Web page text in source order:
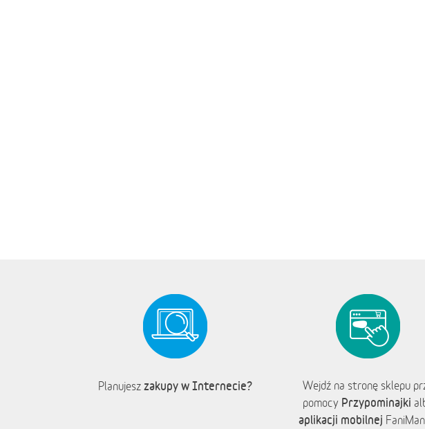
Planujesz zakupy w Internecie?
Wejdź na stronę sklepu
pomocy Przypominajki
aplikacji mobilnej